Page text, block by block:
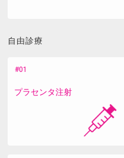
自由診療
プラセンタ注射